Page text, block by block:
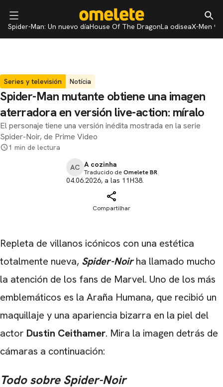
Spider-Man: Un nuevo díaHouse Of The DragonLa odiseaX-Men 97
Series y televisión Notícia
Spider-Man mutante obtiene una imagen
aterradora en versión live-action: míralo
El personaje tiene una versión inédita mostrada en la serie
Spider-Noir, de Prime Video
1 min de lectura
AC A cozinha
Traducido deOmelete BR
04.06.2026, a las 11H38.
Compartilhar
Repleta de villanos icónicos con una estética
totalmente nueva, Spider-Noirha llamado mucho
la atención de los fans de Marvel. Uno de los más
emblemáticos es la Araña Humana, que recibió un
maquillaje y una apariencia bizarra en la piel del
actor Dustin Ceithamer. Mira la imagen detrás de
cámaras a continuación:
Todo sobre Spider-Noir